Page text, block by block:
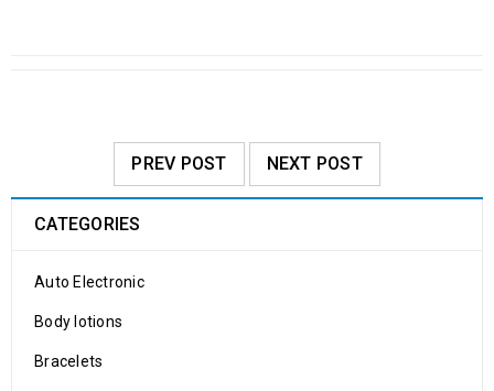
PREV POST NEXT POST
CATEGORIES
Auto Electronic
Body lotions
Bracelets